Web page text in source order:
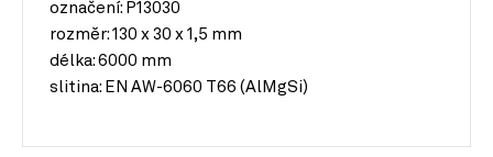
označení: P13030
rozměr: 130 x 30 x 1,5 mm
délka: 6000 mm
slitina: EN AW-6060 T66 (AlMgSi)